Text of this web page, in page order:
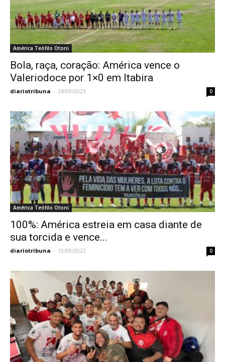
América Teófilo Otoni
Bola, raça, coração: América vence o
Valeriodoce por 1×0 em Itabira
diariotribuna - 24/09/2023 0
América Teófilo Otoni
100%: América estreia em casa diante de
sua torcida e vence...
diariotribuna - 10/09/2023 0